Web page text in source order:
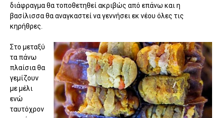
διάφραγμα θα τοποθετηθεί ακριβώς από επάνω και η
βασίλισσα θα αναγκαστεί να γεννήσει εκ νέου όλες τις
κηρήθρες.
Στο μεταξύ
τα πάνω
πλαίσια θα
γεμίζουν
με μέλι
ενώ
ταυτόχρον